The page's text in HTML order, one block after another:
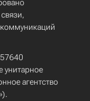
унитарное
агентство